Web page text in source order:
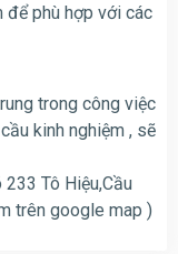
để phù hợp với các
trong công việc
kinh nghiệm , sẽ
Tô Hiệu,Cầu
trên google map )